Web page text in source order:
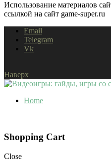
Использование материалов
ссылкой на сайт game-super.ru
Email
Telegram
Vk
Наверх
Home
Shopping Cart
Close